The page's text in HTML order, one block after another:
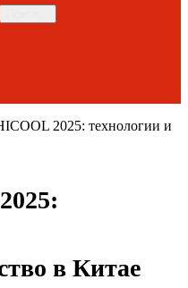
2025: технологии и
в Китае